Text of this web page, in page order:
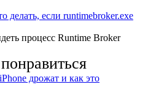
делать, если runtimebroker.exe
процесс Runtime Broker
дрожат и как это